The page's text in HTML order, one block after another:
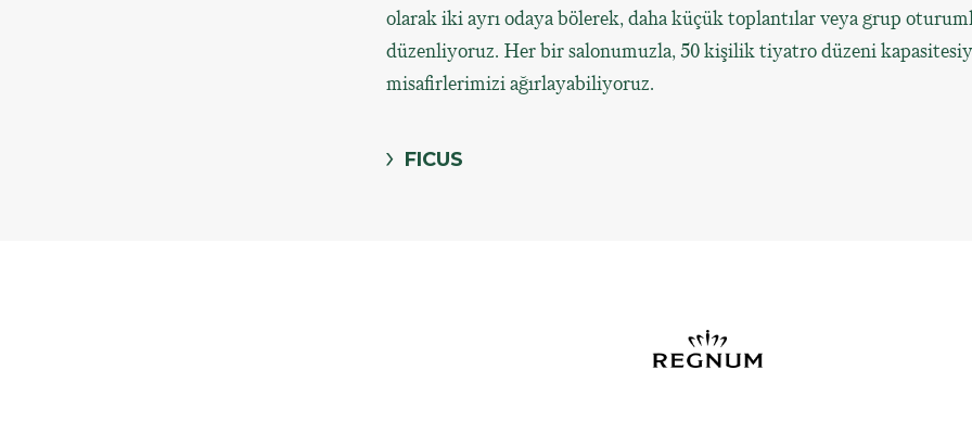
olarak iki ayrı odaya bölerek, daha küçük toplantılar veya grup
düzenliyoruz. Her bir salonumuzla, 50 kişilik tiyatro düzeni
misafirlerimizi ağırlayabiliyoruz.
FICUS